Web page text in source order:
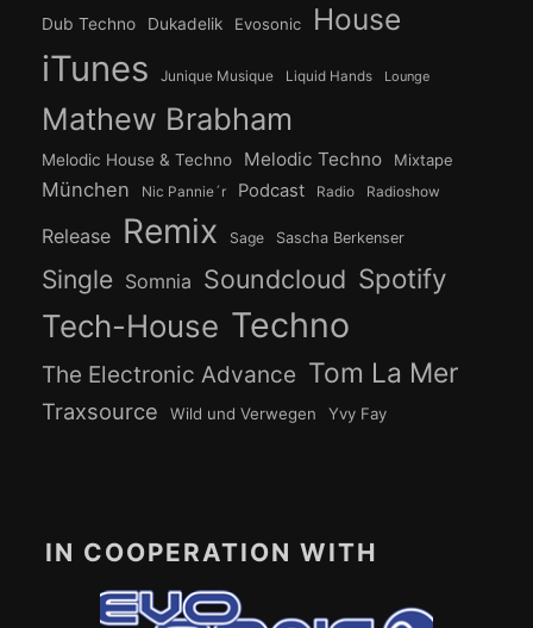
Dub Techno Dukadelik Evosonic House
iTunes Junique Musique Liquid Hands Lounge
Mathew Brabham
Melodic House & Techno Melodic Techno Mixtape
München Nic Pannie´r Podcast Radio Radioshow
Release Remix Sage Sascha Berkenser
Single Somnia Soundcloud Spotify
Tech-House Techno
The Electronic Advance Tom La Mer
Traxsource Wild und Verwegen Yvy Fay
IN COOPERATION WITH